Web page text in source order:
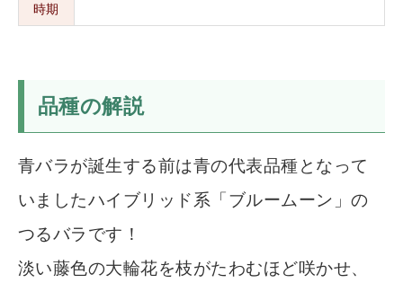
時期
品種の解説
青バラが誕生する前は青の代表品種となって
いましたハイブリッド系「ブルームーン」の
つるバラです！
淡い藤色の大輪花を枝がたわむほど咲かせ、